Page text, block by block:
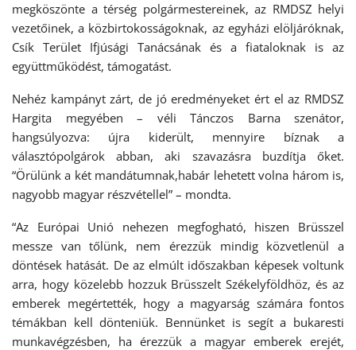
megköszönte a térség polgármestereinek, az RMDSZ helyi
vezetőinek, a közbirtokosságoknak, az egyházi elöljáróknak,
Csík Terület Ifjúsági Tanácsának és a fiataloknak is az
együttműködést, támogatást.
Nehéz kampányt zárt, de jó eredményeket ért el az RMDSZ
Hargita megyében – véli Tánczos Barna szenátor,
hangsúlyozva: újra kiderült, mennyire bíznak a
választópolgárok abban, aki szavazásra buzdítja őket.
“Örülünk a két mandátumnak,habár lehetett volna három is,
nagyobb magyar részvétellel” – mondta.
“Az Európai Unió nehezen megfogható, hiszen Brüsszel
messze van tőlünk, nem érezzük mindig közvetlenül a
döntések hatását. De az elmúlt időszakban képesek voltunk
arra, hogy közelebb hozzuk Brüsszelt Székelyföldhöz, és az
emberek megértették, hogy a magyarság számára fontos
témákban kell dönteniük. Bennünket is segít a bukaresti
munkavégzésben, ha érezzük a magyar emberek erejét,